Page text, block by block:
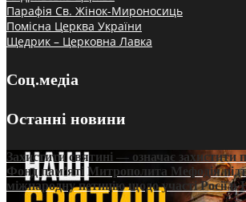
Парафія Св. Жінок-Мироносиць
Помісна Церква України
Щедрик – Церковна Лавка
Соц.медіа
Останні новини
Захистити святині — означає захистити
Фонд пам’яті Митрополита Мефодія
міжнародну петицію щодо участі